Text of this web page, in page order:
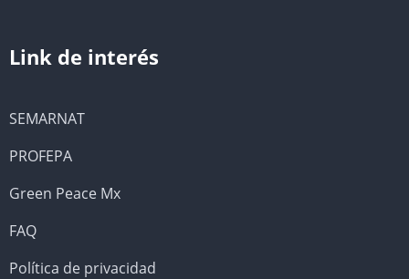
Link de interés
SEMARNAT
PROFEPA
Green Peace Mx
FAQ
Política de privacidad